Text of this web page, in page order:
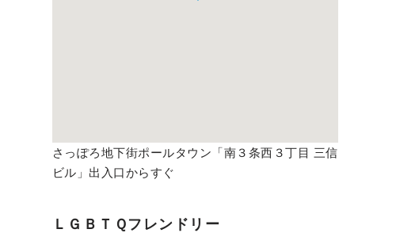
さっぽろ地下街ポールタウン「南３条西３丁目 三信
ビル」出入口からすぐ
ＬＧＢＴＱフレンドリー